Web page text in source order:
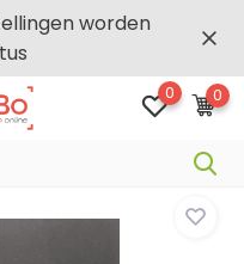
worden
0 0